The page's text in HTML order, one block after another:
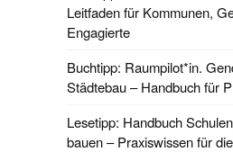
Leitfaden für Kommunen,
Engagierte
Buchtipp: Raumpilot*in.
Städtebau – Handbuch für
Lesetipp: Handbuch
bauen – Praxiswissen für